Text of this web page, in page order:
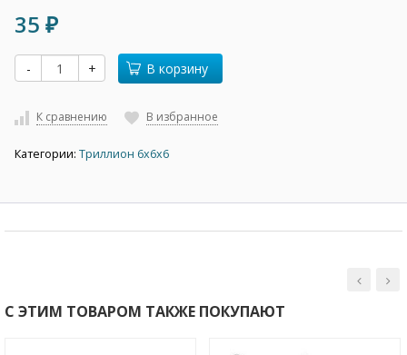
35 ₽
- + В корзину
К сравнению В избранное
Категории: Триллион 6х6х6
С ЭТИМ ТОВАРОМ ТАКЖЕ ПОКУПАЮТ